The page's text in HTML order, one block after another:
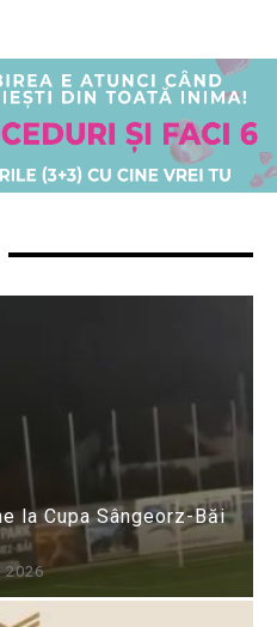
la Cupa Sângeorz-Băi
2026